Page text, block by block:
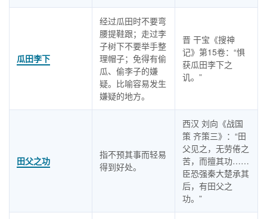
瓜田李下
经过瓜田时不要弯
腰提鞋跟；走过李
子树下不要举手整
理帽子；免得有偷
瓜、偷李子的嫌
疑。比喻容易发生
嫌疑的地方。
晋 干宝《搜神
记》第15卷：“惧
获瓜田李下之
讥。”
田父之功
指不预其事而轻易
得到好处。
西汉 刘向《战国
策 齐策三》：“田
父见之，无劳倦之
苦，而擅其功……
臣恐强秦大楚承其
后，有田父之
功。”